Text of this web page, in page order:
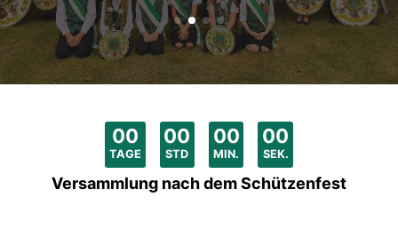
00
TAGE
00
STD
00
MIN.
00
SEK.
Versammlung nach dem Schützenfest